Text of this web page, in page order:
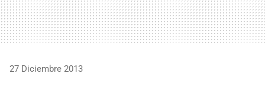
27 Diciembre 2013